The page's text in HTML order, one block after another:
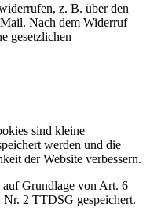
z. B. über den
Nach dem Widerruf
gesetzlichen
sind kleine
werden und die
der Website verbessern.
Grundlage von Art. 6
2 TTDSG gespeichert.